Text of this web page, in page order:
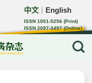
中文 English
ISSN 1001-5256 (Print)
ISSN 2097-3497 (Online)
CN 22-1108/R